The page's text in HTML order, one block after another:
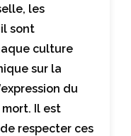
les
sont
culture
sur la
du
Il est
respecter ces